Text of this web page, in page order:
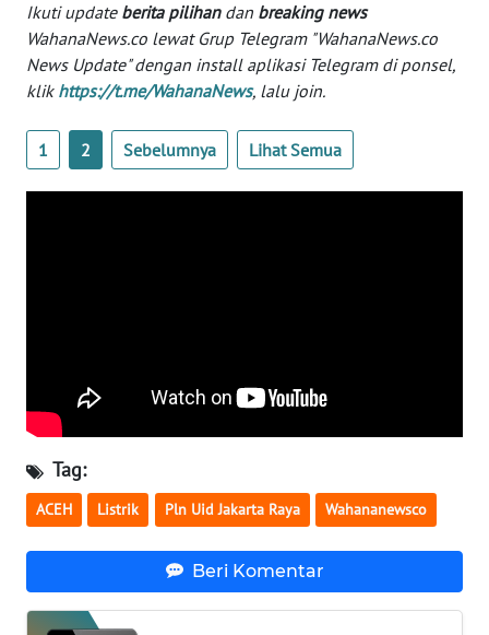
Ikuti update berita pilihandan breaking news
WahanaNews.co lewat Grup Telegram "WahanaNews.co
News Update" dengan install aplikasi Telegram di ponsel,
klik https://t.me/WahanaNews, lalu join.
1 2 Sebelumnya Lihat Semua
Tag:
ACEH Listrik Pln Uid Jakarta Raya Wahananewsco
Beri Komentar
KARIR
DISCLAIMER
Wahana
WN
WN
BANTEN
NTT